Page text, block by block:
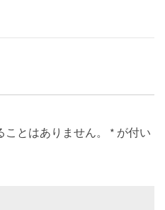
とはありません。 * が付い